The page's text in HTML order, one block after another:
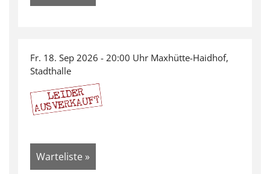
Fr. 18. Sep 2026 - 20:00 Uhr Maxhütte-Haidhof,
Stadthalle
Warteliste »